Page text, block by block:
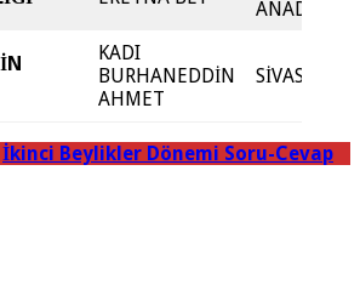
ANADOLU
KADI
BURHANEDDİN
AHMET
SİVAS
İkinci Beylikler Dönemi Soru-Cevap